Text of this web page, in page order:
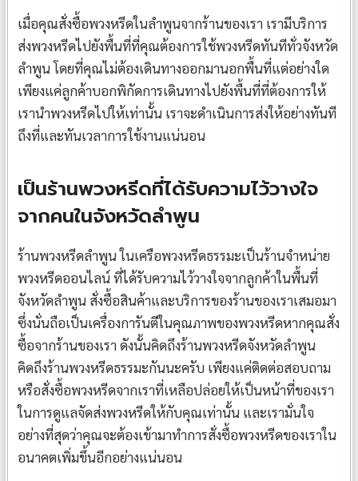
เมื่อคุณสั่งซื้อพวงหรีดในลำพูนจากร้านของเรา เรามีบริการ
ส่งพวงหรีดไปยังพื้นที่ที่คุณต้องการใช้พวงหรีดทันทีทั่วจังหวัด
ลำพูน โดยที่คุณไม่ต้องเดินทางออกมานอกพื้นที่แต่อย่างใด
เพียงแค่ลูกค้าบอกพิกัดการเดินทางไปยังพื้นที่ที่ต้องการให้
เรานำพวงหรีดไปให้เท่านั้น เราจะดำเนินการส่งให้อย่างทันที
ถึงที่และทันเวลาการใช้งานแน่นอน
เป็นร้านพวงหรีดที่ได้รับความไว้วางใจ
จากคนในจังหวัดลำพูน
ร้านพวงหรีดลำพูน ในเครือพวงหรีดธรรมะเป็นร้านจำหน่าย
พวงหรีดออนไลน์ ที่ได้รับความไว้วางใจจากลูกค้าในพื้นที่
จังหวัดลำพูน สั่งซื้อสินค้าและบริการของร้านของเราเสมอมา
ซึ่งนั่นถือเป็นเครื่องการันตีในคุณภาพของพวงหรีดหากคุณสั่ง
ซื้อจากร้านของเรา ดังนั้นคิดถึงร้านพวงหรีดจังหวัดลำพูน
คิดถึงร้านพวงหรีดธรรมะกันนะครับ เพียงแค่ติดต่อสอบถาม
หรือสั่งซื้อพวงหรีดจากเราที่เหลือปล่อยให้เป็นหน้าที่ของเรา
ในการดูแลจัดส่งพวงหรีดให้กับคุณเท่านั้น และเรามั่นใจ
อย่างที่สุดว่าคุณจะต้องเข้ามาทำการสั่งซื้อพวงหรีดของเราใน
อนาคตเพิ่มขึ้นอีกอย่างแน่นอน